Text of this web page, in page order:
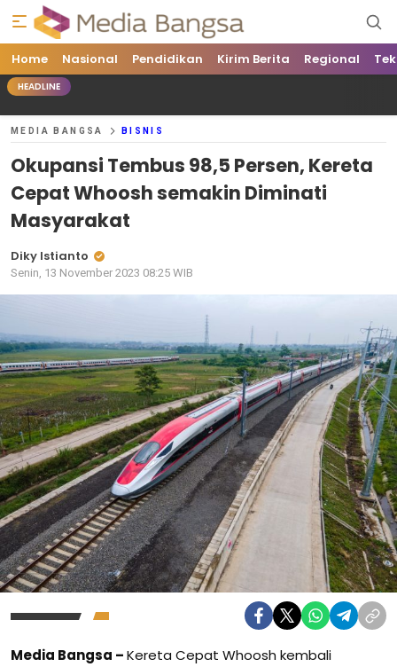
Media Bangsa
Portal Berita Nasional Terpercaya
Home Nasional Pendidikan Kirim Berita Regional
HEADLINE
MEDIA BANGSA BISNIS
Okupansi Tembus 98,5 Persen, Kereta
Cepat Whoosh semakin Diminati
Masyarakat
Diky Istianto
Senin, 13 November 2023 08:25 WIB
Media Bangsa –Kereta Cepat Whoosh kembali